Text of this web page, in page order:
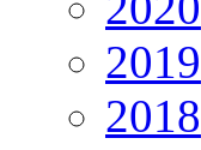
2019
2018